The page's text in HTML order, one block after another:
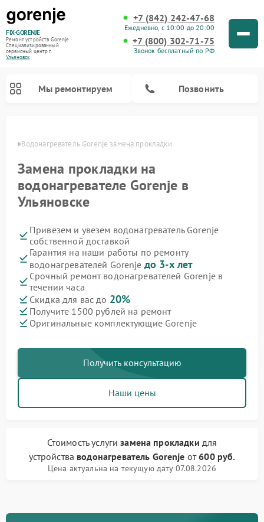
FIX-GORENJE
Ремонт устройств Gorenje
Специализированный
cервисный центр г.
Ульяновск
+7 (842) 242-47-68
Ежедневно, с 10:00 до 20:00
+7 (800) 302-71-75
Звонок бесплатный по РФ
Мы ремонтируем Позвонить
Водонагреватель Gorenje замена прокладки
Замена прокладки на
водонагревателе Gorenje в
Ульяновске
Привезем и увезем водонагреватель Gorenje
собственной доставкой
Гарантия на наши работы по ремонту
водонагревателей Gorenje до 3-х лет
Срочный ремонт водонагревателей Gorenje в
течении часа
Скидка для вас до 20%
Получите 1500 рублей на ремонт
Оригинальные комплектующие Gorenje
Получить консультацию
Наши цены
Стоимость услугизамена прокладки для
устройства водонагреватель Gorenje от600 руб.
Цена актуальна на текущую дату 07.08.2026